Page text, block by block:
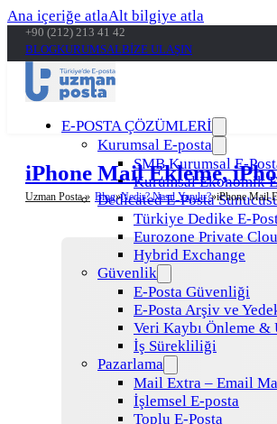
Ana içeriğe atlaAlt bilgiye atla
+90 (212) 213 41 42
BLOGKURUMSALBİZE ULAŞIN
E-POSTA ÇÖZÜMLERİ
Kurumsal E-posta
SMB Kurumsal E-
Kurumsal Ekonomik
Dedicated E-Posta
Türkiye Dedike E-
Eurozone Private
Hybrid Exchange
Güvenlik
E-Posta Güvenliği
E-Posta Arşiv ve
Veri Kaybı Önleme
İş Sürekliliği
Pazarlama
Mail Extra – Email
İşlemsel E-posta
Toplu E-Posta
iPhone Mail Ekleme,
Uzman Posta » Blog Nedir? Nasıl Yapılır? iPhone Mail